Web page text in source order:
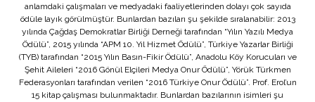
anlamdaki çalışmaları ve medyadaki faaliyetlerinden dolayı çok sayıda
ödüle layık görülmüştür. Bunlardan bazıları şu şekilde sıralanabilir: 2013
yılında Çağdaş Demokratlar Birliği Derneği tarafından “Yılın Yazılı Medya
Ödülü”, 2015 yılında “APM 10. Yıl Hizmet Ödülü”, Türkiye Yazarlar Birliği
(TYB) tarafından “2015 Yılın Basın-Fikir Ödülü”, Anadolu Köy Korucuları ve
Şehit Aileleri “2016 Gönül Elçileri Medya Onur Ödülü”, Yörük Türkmen
Federasyonları tarafından verilen “2016 Türkiye Onur Ödülü”. Prof. Erol’un
15 kitap çalışması bulunmaktadır. Bunlardan bazılarının isimleri şu